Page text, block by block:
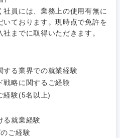
社員には、業務上の使用有無に
いております。現時点で免許を
までに取得いただきます。
する業界での就業経験
戦略に関するご経験
経験(5名以上)
る就業経験
ご経験
ンク 栃木県
年間休日120日以
上